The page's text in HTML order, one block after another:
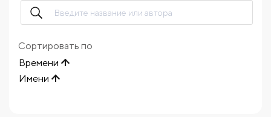
Сортировать по
Времени
Имени